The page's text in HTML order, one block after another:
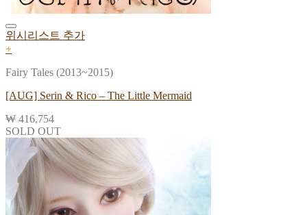
위시리스트 추가
+
Fairy Tales (2013~2015)
[AUG] Serin & Rico – The Little Mermaid
₩ 416,754
SOLD OUT